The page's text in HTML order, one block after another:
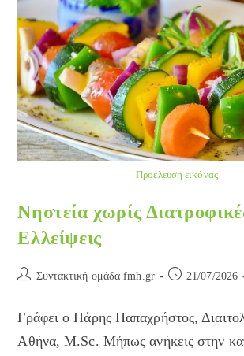
Προέλευση εικόνας
Νηστεία χωρίς
Ελλείψεις
Post Συντακτική ομάδα fmh.gr
Post 21/07/2026
Γράφει ο Πάρης Παπαχρήστος,
Αθήνα, M.Sc. Μήπως ανήκεις στην